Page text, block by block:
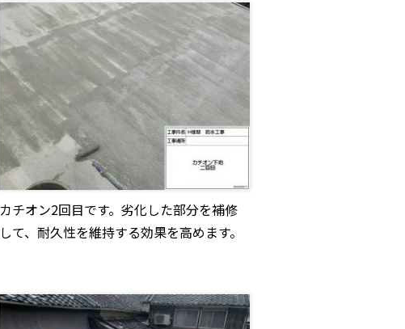
カチオン2回目です。劣化した部分を補修
して、耐久性を維持する効果を高めます。